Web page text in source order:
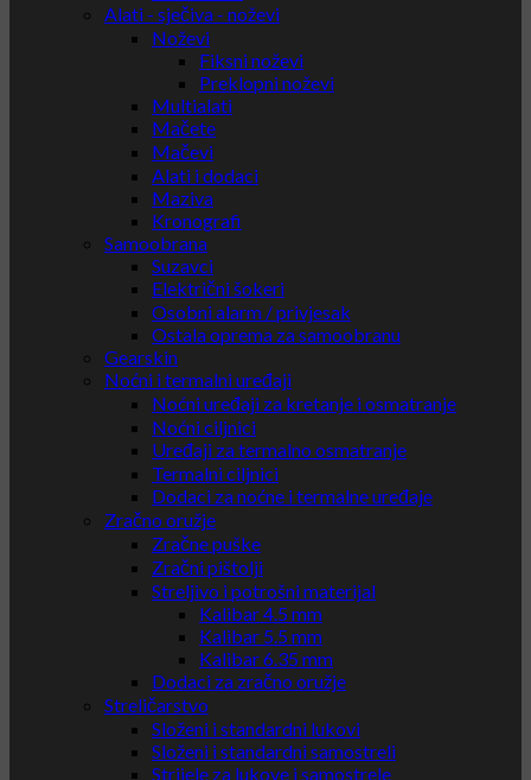
Alati - sječiva - noževi
Noževi
Fiksni noževi
Preklopni noževi
Multialati
Mačete
Mačevi
Alati i dodaci
Maziva
Kronografi
Samoobrana
Suzavci
Električni šokeri
Osobni alarm / privjesak
Ostala oprema za samoobranu
Gearskin
Noćni i termalni uređaji
Noćni uređaji za kretanje i osmatranje
Noćni ciljnici
Uređaji za termalno osmatranje
Termalni ciljnici
Dodaci za noćne i termalne uređaje
Zračno oružje
Zračne puške
Zračni pištolji
Streljivo i potrošni materijal
Kalibar 4.5 mm
Kalibar 5.5 mm
Kalibar 6.35 mm
Dodaci za zračno oružje
Streličarstvo
Složeni i standardni lukovi
Složeni i standardni samostreli
Strijele za lukove i samostrele